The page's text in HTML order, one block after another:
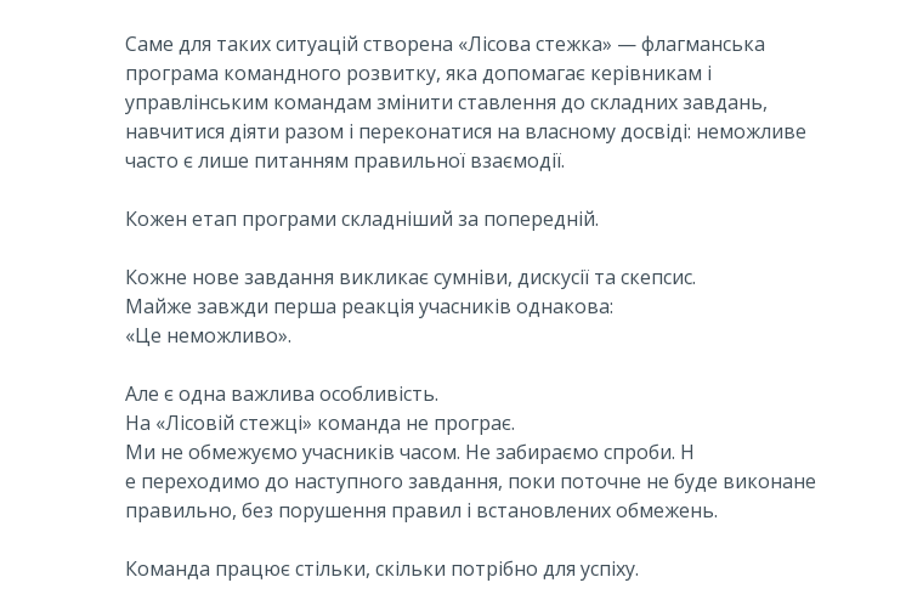
Саме для таких ситуацій створена «Лісова стежка» — флагманська
програма командного розвитку, яка допомагає керівникам і
управлінським командам змінити ставлення до складних завдань,
навчитися діяти разом і переконатися на власному досвіді: неможливе
часто є лише питанням правильної взаємодії.
Кожен етап програми складніший за попередній.
Кожне нове завдання викликає сумніви, дискусії та скепсис.
Майже завжди перша реакція учасників однакова:
«Це неможливо».
Але є одна важлива особливість.
На «Лісовій стежці» команда не програє.
Ми не обмежуємо учасників часом. Не забираємо спроби. Н
е переходимо до наступного завдання, поки поточне не буде виконане
правильно, без порушення правил і встановлених обмежень.
Команда працює стільки, скільки потрібно для успіху.